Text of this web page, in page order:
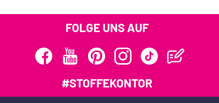
FOLGE UNS AUF
#STOFFEKONTOR